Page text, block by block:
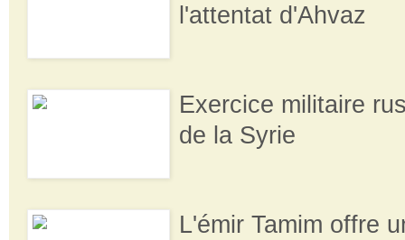
l'attentat d'Ahvaz
Exercice militaire
de la Syrie
L'émir Tamim offre